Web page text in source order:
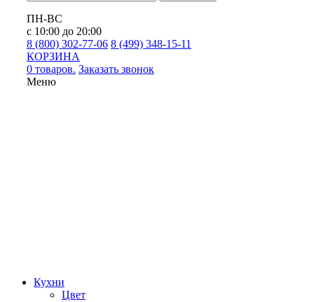
ПН-ВС
с 10:00 до 20:00
8 (800) 302-77-06 8 (499) 348-15-11
КОРЗИНА
0 товаров. Заказать звонок
Меню
Кухни
Цвет